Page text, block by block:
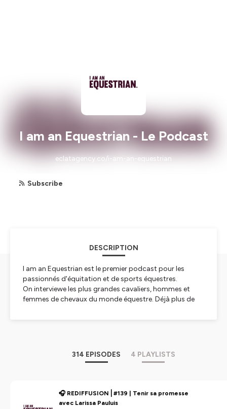
I am an Equestrian - Le Podcast
eclatagency.co/i-am-an-equestrian
Subscribe
DESCRIPTION
I am an Equestrian est le premier podcast pour les
passionnés d'équitation et de sports équestres.
On interviewe les plus grandes cavaliers, hommes et
femmes de chevaux du monde équestre. Déjà plus de
dans l'univers du sport.
confidentialitepour plus d'informations.
314 EPISODES 4 PLAYLISTS
🎧 REDIFFUSION⎪#139 | Tenir sa promesse
avec Larissa Pauluis